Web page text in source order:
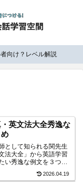
向け？レベル解説
・英文法大全秀逸な
として知られる関先生
法大全」から英語学習
い秀逸な例文を３つ紹
てください。 2026.04.19